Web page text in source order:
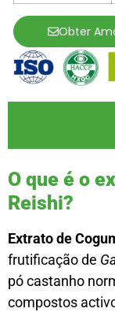
Obter
O que é o
Reishi?
Extrato de
frutificação de
pó castanho
compostos